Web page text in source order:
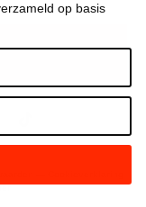
op basis